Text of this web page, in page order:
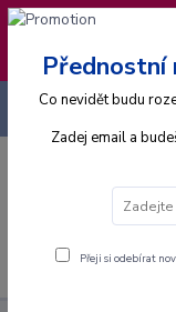
❣️ Od 4.8. do
expedice
+420 725 736 293
Přednostní
Co nevidět budu
Zadej email a
Přeji si odebírat